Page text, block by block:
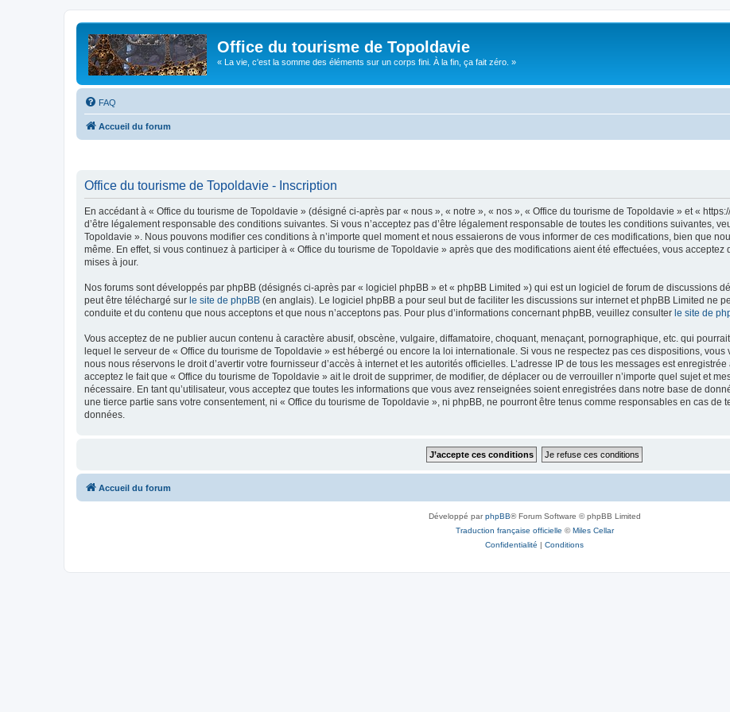
Office du tourisme de Topoldavie
« La vie, c'est la somme des éléments sur un corps fini. À la fin, ça fait zéro. »
FAQ
Accueil du forum
Office du tourisme de Topoldavie - Inscription
En accédant à « Office du tourisme de Topoldavie » (désigné ci-après par « nous », « notre », « nos », « Office du tourisme de Topoldavie » et «
d’être légalement responsable des conditions suivantes. Si vous n’acceptez pas d’être légalement responsable de toutes les conditions suivantes,
Topoldavie ». Nous pouvons modifier ces conditions à n’importe quel moment et nous essaierons de vous informer de ces modifications, bien que
même. En effet, si vous continuez à participer à « Office du tourisme de Topoldavie » après que des modifications aient été effectuées, vous
mises à jour.
Nos forums sont développés par phpBB (désignés ci-après par « logiciel phpBB » et « phpBB Limited ») qui est un logiciel de forum de discussions
peut être téléchargé sur le site de phpBB (en anglais). Le logiciel phpBB a pour seul but de faciliter les discussions sur internet et phpBB Limited ne
conduite et du contenu que nous acceptons et que nous n’acceptons pas. Pour plus d’informations concernant phpBB, veuillez consulter le site de
Vous acceptez de ne publier aucun contenu à caractère abusif, obscène, vulgaire, diffamatoire, choquant, menaçant, pornographique, etc. qui
lequel le serveur de « Office du tourisme de Topoldavie » est hébergé ou encore la loi internationale. Si vous ne respectez pas ces dispositions,
nous nous réservons le droit d’avertir votre fournisseur d’accès à internet et les autorités officielles. L’adresse IP de tous les messages est
acceptez le fait que « Office du tourisme de Topoldavie » ait le droit de supprimer, de modifier, de déplacer ou de verrouiller n’importe quel sujet et
nécessaire. En tant qu’utilisateur, vous acceptez que toutes les informations que vous avez renseignées soient enregistrées dans notre base de
une tierce partie sans votre consentement, ni « Office du tourisme de Topoldavie », ni phpBB, ne pourront être tenus comme responsables en cas
données.
Accueil du forum
Développé parphpBB® Forum Software © phpBB Limited
Traduction française officielle ©Miles Cellar
Confidentialité | Conditions